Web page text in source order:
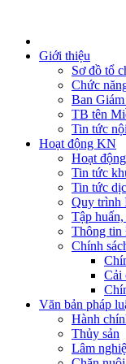
Giới thiệu
Sơ đồ tổ
Chức
Ban
TB tên
Tin tức
Hoạt động KN
Hoạt
Tin tức
Tin tức
Quy trình
Tập
Thông tin
Chính
Cải
Văn bản pháp
Hành
Thủy sản
Lâm